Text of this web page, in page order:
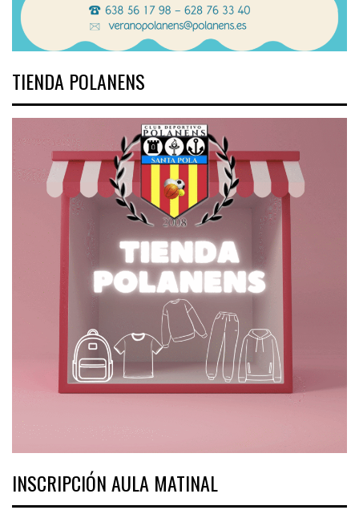
TIENDA POLANENS
INSCRIPCIÓN AULA MATINAL